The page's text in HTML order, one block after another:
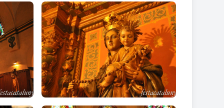
hi ha unes columnetes romàniques que
campanar -inclinació de 3,35º-.Amb tot, la
mateix, està garantida la seva seguretat.